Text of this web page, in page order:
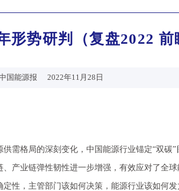
形势研判（复盘2022 前
国能源报 2022年11月28日
格局的深刻变化，中国能源行业锚定“双碳”
产业链弹性韧性进一步增强，有效应对了全
性，主管部门该如何决策，能源行业该如何